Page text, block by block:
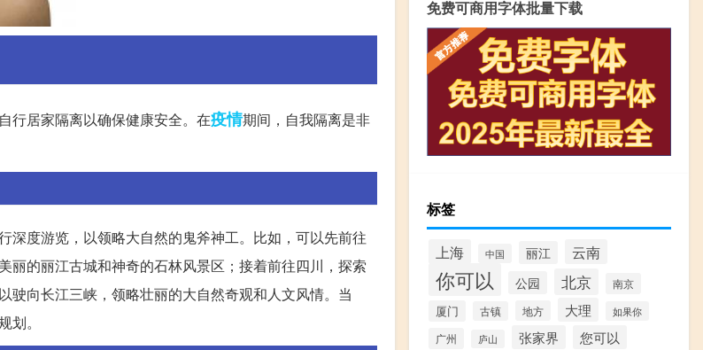
行居家隔离以确保健康安全。在疫情期间，自我隔离是非
度游览，以领略大自然的鬼斧神工。比如，可以先前往
的丽江古城和神奇的石林风景区；接着前往四川，探索
向长江三峡，领略壮丽的大自然奇观和人文风情。当
。
免费可商用字体批量下载
标签
上海 中国 丽江 云南
你可以 公园 北京
南京
厦门
古镇 地方 大理 如果你
广州 庐山 张家界 您可以